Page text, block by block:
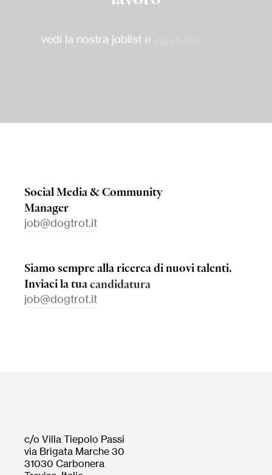
vedi la nostra joblist e
SocialMedia&Community
Manager
job@dogtrot.it
Siamosempreallaricercadinuovitalenti.
Inviacilatuacandidatura
job@dogtrot.it
c/o Villa Tiepolo Passi
via Brigata Marche 30
31030 Carbonera